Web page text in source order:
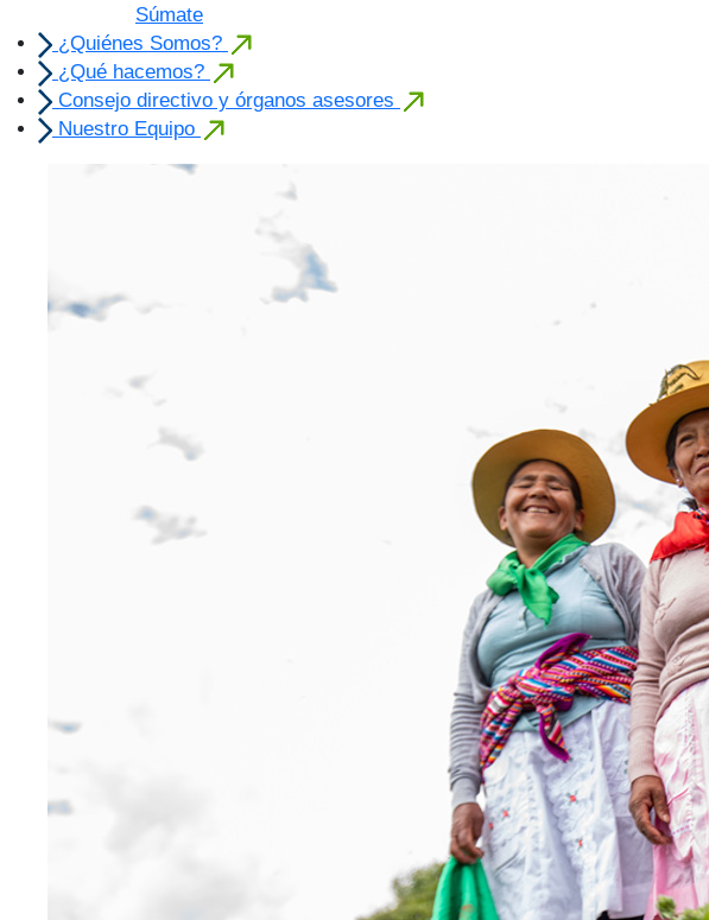
Súmate
¿Quiénes Somos?
¿Qué hacemos?
Consejo directivo y órganos asesores
Nuestro Equipo